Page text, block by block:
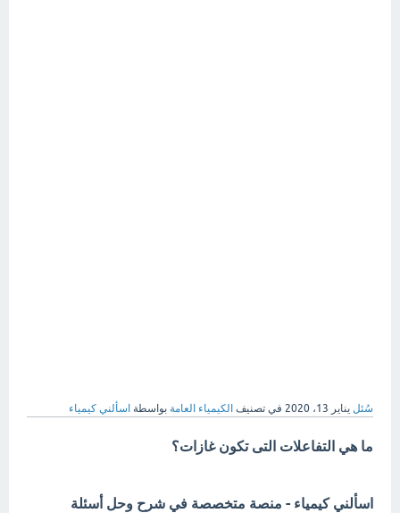
سُئل يناير 13، 2020 في تصنيف الكيمياء العامة بواسطة اسألني كيمياء
ما هي التفاعلات التى تكون غازات؟
اسألني كيمياء - منصة متخصصة في شرح وحل أسئلة